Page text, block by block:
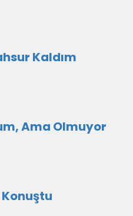
Kaldım
Ama Olmuyor